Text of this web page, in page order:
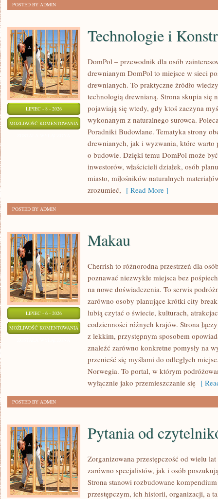
POSTED BY ADMIN
LIPIEC - 8 - 2026
MOŻLIWOŚĆ KOMENTOWANIA TECHNOLOGIE
KONSTRUKCJE
Technologie i
DomPol – przewodnik dla osób
drewnianym DomPol to miejsce w sieci
drewnianych. To praktyczne źródło
technologią drewnianą. Strona skupia się
pojawiają się wtedy, gdy ktoś zaczyna
wykonanym z naturalnego surowca.
Poradniki Budowlane. Tematyka strony
drewnianych, jak i wyzwania, które warto
o budowie. Dzięki temu DomPol może
inwestorów, właścicieli działek, osób
miasto, miłośników naturalnych
zrozumieć, [ Read More ]
POSTED BY ADMIN
LIPIEC - 6 - 2026
MOŻLIWOŚĆ KOMENTOWANIA MAKAU
Makau
Cherrish to różnorodna przestrzeń dla
poznawać niezwykłe miejsca bez
na nowe doświadczenia. To serwis
zarówno osoby planujące krótki city
lubią czytać o świecie, kulturach,
codzienności różnych krajów. Strona
z lekkim, przystępnym sposobem
znaleźć zarówno konkretne pomysły na
przenieść się myślami do odległych
Norwegia. To portal, w którym
wyłącznie jako przemieszczanie się [
POSTED BY ADMIN
Pytania od
Zorganizowana przestępczość od wielu
zarówno specjalistów, jak i osób
Strona stanowi rozbudowane
przestępczym, ich historii, organizacji, a